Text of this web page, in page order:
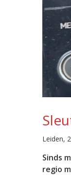
Leiden,
Sinds
regio